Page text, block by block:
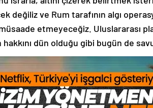
değiliz ve Rum tarafının algı
etmeyeceğiz. Uluslararası
hakkını dün olduğu gibi bugün de